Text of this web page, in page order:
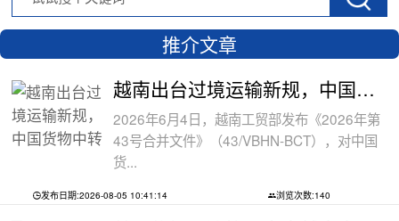
推介文章
越南出台过境运输新规，中国货物中转通
2026年6月4日，越南工贸部发布《2026年第
43号合并文件》（43/VBHN-BCT），对中国
货...
发布日期:2026-08-05 10:41:14 浏览次数:140